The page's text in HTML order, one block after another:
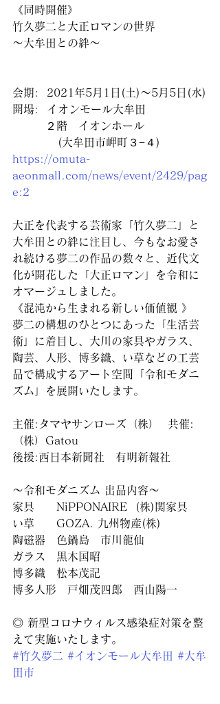
《同時開催》
竹久夢二と大正ロマンの世界
〜大牟田との絆〜
会期:  2021年5月1日(土)～5月5日(水)
開場:  イオンモール大牟田
２階　イオンホール
           (大牟田市岬町３−４)
https://omuta-
aeonmall.com/news/event/2429/pag
e:2
大正を代表する芸術家「竹久夢二」と
大牟田との絆に注目し、今もなお愛さ
れ続ける夢二の作品の数々と、近代文
化が開花した「大正ロマン」を令和に
オマージュしました。
《混沌から生まれる新しい価値観 》
夢二の構想のひとつにあった「生活芸
術」に着目し、大川の家具やガラス、
陶芸、人形、博多織、い草などの工芸
品で構成するアート空間「令和モダニ
ズム」を展開いたします。
主催:タマヤサンローズ（株）  共催:
（株）Gatou
後援:西日本新聞社　有明新報社
〜令和モダニズム 出品内容〜
家具　　NiPPONAIRE  (株)関家具
い草　　GOZA. 九州物産(株)
陶磁器　色鍋島　市川龍仙
ガラス　黒木国昭
博多織　松本茂記
博多人形　戸畑茂四郎　西山陽一
◎ 新型コロナウィルス感染症対策を整
えて実施いたします。
#竹久夢二 #イオンモール大牟田 #大牟
田市